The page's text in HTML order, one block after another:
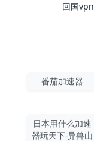
回国vpn
番茄加速器
日本用什么加速
器玩天下-异兽山